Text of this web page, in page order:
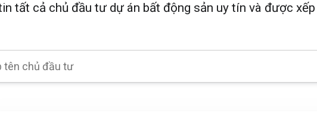
tất cả chủ đầu tư dự án bất động sản uy tín và được